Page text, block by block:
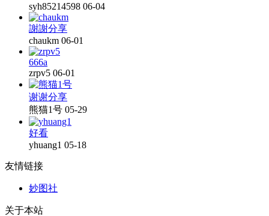
syh85214598 06-04
謝謝分享
chaukm 06-01
666a
zrpv5 06-01
谢谢分享
熊猫1号 05-29
好看
yhuang1 05-18
友情链接
妙图社
关于本站